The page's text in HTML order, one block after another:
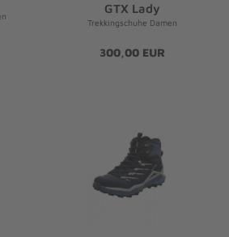
GTX Lady
Trekkingschuhe Damen
300,00 EUR